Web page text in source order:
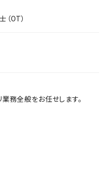
ます。
ランが
からこそ、
ど、
囲および
OT）
務全般をお任せします。